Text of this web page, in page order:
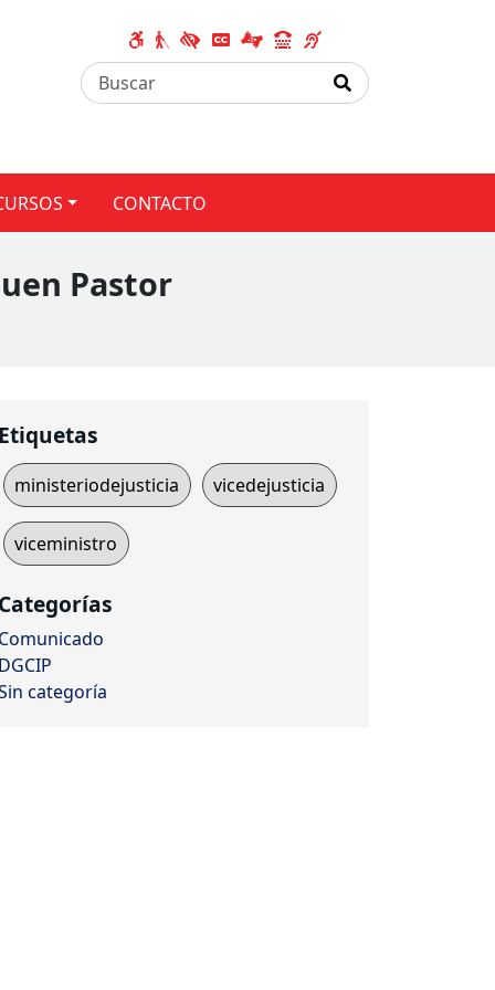
CONTACTO
Pastor
Etiquetas
ministeriodejusticia vicedejusticia
viceministro
Categorías
Comunicado
DGCIP
categoría